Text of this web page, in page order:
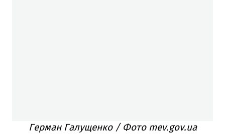
Герман Галущенко / Фото mev.gov.ua